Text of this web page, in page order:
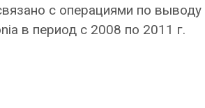
с операциями по выводу
в период с 2008 по 2011 г.